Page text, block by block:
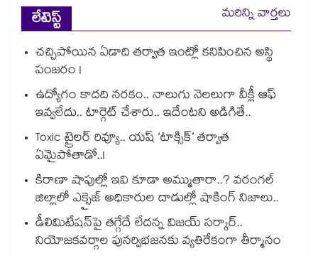
లేటెస్ట్
మరిన్ని వార్తలు
చచ్చిపోయిన ఏడాది తర్వాత ఇంట్లో కనిపించిన అస్థి
పంజరం !
ఉద్యోగం కాదది నరకం.. నాలుగు నెలలుగా వీక్లీ ఆఫ్
ఇవ్వలేదు.. టార్గెట్ చేశారు.. ఇదేంటని అడిగితే..
Toxic ట్రైలర్ రివ్యూ.. యష్ ‘టాక్సిక్’ తర్వాత
ఏమైపోతాడో..!
కిరాణా షాపుల్లో ఇవి కూడా అమ్ముతారా..? వరంగల్
జిల్లాలో ఎక్సైజ్ అధికారుల దాడుల్లో షాకింగ్ నిజాలు..
డీలిమిటేషన్‎పై తగ్గేదే లేదన్న విజయ్ సర్కార్..
నియోజకవర్గాల పునర్విభజనకు వ్యతిరేకంగా తీర్మానం